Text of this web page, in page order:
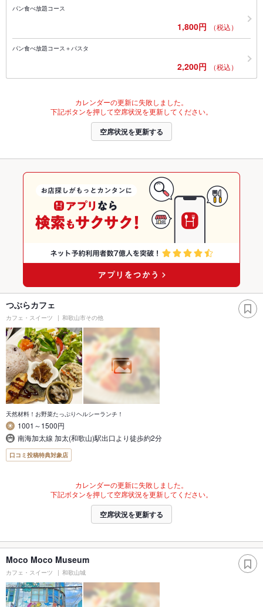
パン食べ放題コース
1,800円 （税込）
パン食べ放題コース＋パスタ
2,200円 （税込）
カレンダーの更新に失敗しました。
下記ボタンを押して空席状況を更新してください。
空席状況を更新する
つぶらカフェ
カフェ・スイーツ 和歌山市その他
天然材料！お野菜たっぷりヘルシーランチ！
1001～1500円
南海加太線 加太(和歌山)駅出口より徒歩約2分
口コミ投稿特典対象店
カレンダーの更新に失敗しました。
下記ボタンを押して空席状況を更新してください。
空席状況を更新する
Moco Moco Museum
カフェ・スイーツ 和歌山城